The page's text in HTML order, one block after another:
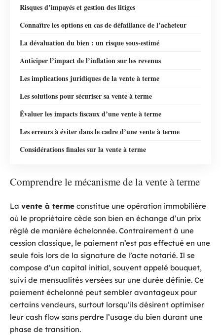
Risques d’impayés et gestion des litiges
Connaître les options en cas de défaillance de l’acheteur
La dévaluation du bien : un risque sous-estimé
Anticiper l’impact de l’inflation sur les revenus
Les implications juridiques de la vente à terme
Les solutions pour sécuriser sa vente à terme
Évaluer les impacts fiscaux d’une vente à terme
Les erreurs à éviter dans le cadre d’une vente à terme
Considérations finales sur la vente à terme
Comprendre le mécanisme de la vente à terme
La vente à terme constitue une opération immobilière
où le propriétaire cède son bien en échange d’un prix
réglé de manière échelonnée. Contrairement à une
cession classique, le paiement n’est pas effectué en une
seule fois lors de la signature de l’acte notarié. Il se
compose d’un capital initial, souvent appelé bouquet,
suivi de mensualités versées sur une durée définie. Ce
paiement échelonné peut sembler avantageux pour
certains vendeurs, surtout lorsqu’ils désirent optimiser
leur cash flow sans perdre l’usage du bien durant une
phase de transition.